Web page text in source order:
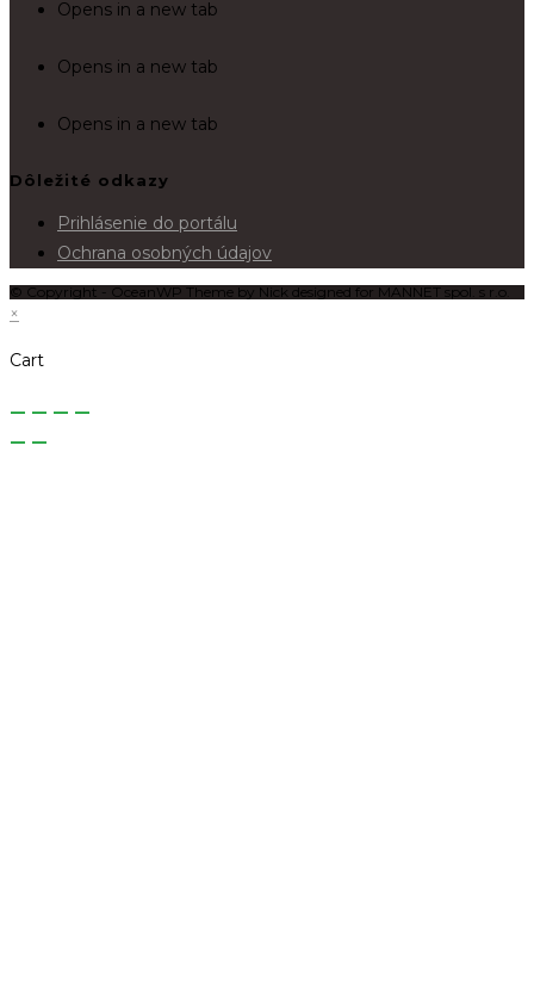
Opens in a new tab
Opens in a new tab
Opens in a new tab
Dôležité odkazy
Prihlásenie do portálu
Ochrana osobných údajov
© Copyright - OceanWP Theme by Nick designed for MANNET spol. s r.o.
×
Cart